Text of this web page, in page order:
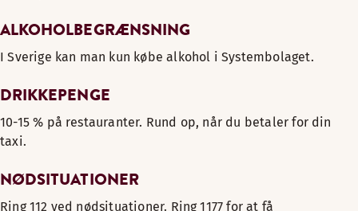
ALKOHOLBEGRÆNSNING
I Sverige kan man kun købe alkohol i Systembolaget.
DRIKKEPENGE
10-15 % på restauranter. Rund op, når du betaler for din
taxi.
NØDSITUATIONER
Ring 112 ved nødsituationer. Ring 1177 for at få